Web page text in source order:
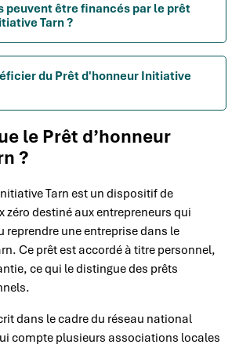
peuvent être financés par le prêt
Tarn ?
du Prêt d'honneur Initiative
le Prêt d’honneur
?
Tarn est un dispositif de
zéro destiné aux entrepreneurs qui
reprendre une entreprise dans le
Ce prêt est accordé à titre personnel,
ce qui le distingue des prêts
dans le cadre du réseau national
compte plusieurs associations locales